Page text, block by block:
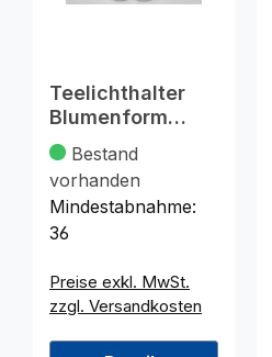
Teelichthalter
Blumenform
6,4x2cm, aus
GlasBestand
vorhanden
Mindestabnahme:
36
Preise exkl. MwSt.
zzgl. Versandkosten